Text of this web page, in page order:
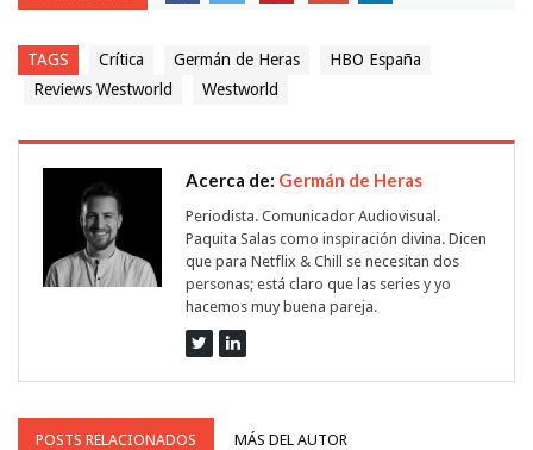
TAGS Crítica Germán de Heras
HBO España
Reviews Westworld
Westworld
Acerca de: Germán de Heras
Periodista. Comunicador Audiovisual.
Paquita Salas como inspiración divina. Dicen
que para Netflix & Chill se necesitan dos
personas; está claro que las series y yo
hacemos muy buena pareja.
POSTS RELACIONADOS MÁS DEL AUTOR